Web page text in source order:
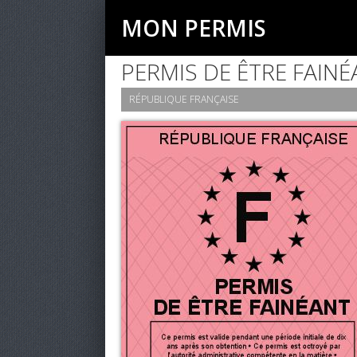
MON PERMIS
PERMIS DE ÊTRE
RÉPUBLIQUE FRANÇAISE